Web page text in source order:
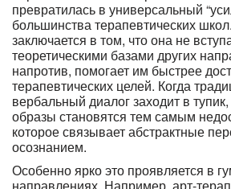
превратилась в универсальный
большинства терапевтических
заключается в том, что она не
теоретическими базами других
напротив, помогает им быстрее
терапевтических целей. Когда
вербальный диалог заходит в
образы становятся тем самым
которое связывает абстрактные
осознанием.
Особенно ярко это проявляется в